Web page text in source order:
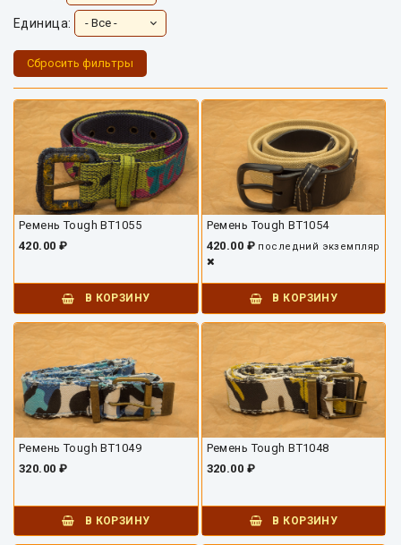
Единица:
Сбросить фильтры
Ремень Tough BT1055
420.00 ₽
В КОРЗИНУ
Ремень Tough BT1054
420.00 ₽ последний экземпляр
В КОРЗИНУ
Ремень Tough BT1049
320.00 ₽
В КОРЗИНУ
Ремень Tough BT1048
320.00 ₽
В КОРЗИНУ